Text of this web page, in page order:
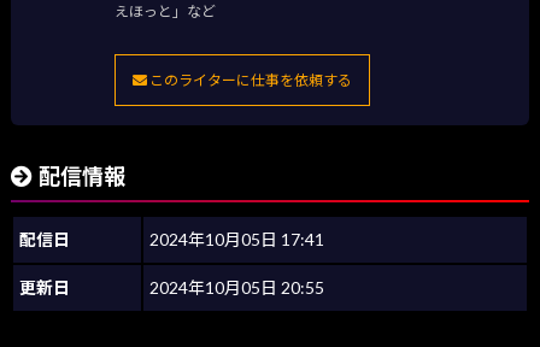
えほっと」など
このライターに仕事を依頼する
配信情報
配信日 2024年10月05日 17:41
更新日 2024年10月05日 20:55